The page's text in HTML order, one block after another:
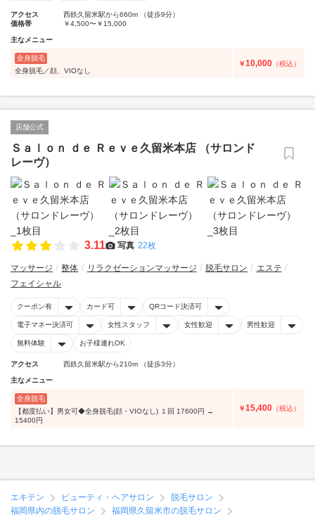
アクセス
西鉄久留米駅から660m （徒歩9分）
価格帯
￥4,500〜￥15,000
主なメニュー
全身脱毛
全身脱毛／顔、VIOなし
￥10,000 （税込）
店舗公式
Ｓａｌｏｎ ｄｅ Ｒｅｖｅ久留米本店 （サロンド
レーヴ）
3.11 写真 22枚
マッサージ 整体 リラクゼーションマッサージ 脱毛サロン
エステ
フェイシャル
クーポン有 カード可 QRコード決済可
電子マネー決済可 女性スタッフ 女性歓迎 男性歓迎
無料体験 お子様連れOK
アクセス 西鉄久留米駅から210m （徒歩3分）
主なメニュー
全身脱毛
【都度払い】男女可◆全身脱毛(顔・VIOなし) １回 17600円 →
15400円
￥15,400 （税込）
エキテン ビューティ・ヘアサロン
脱毛サロン
福岡県内の脱毛サロン
福岡県久留米市の脱毛サロン